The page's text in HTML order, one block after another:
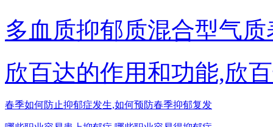
多血质抑郁质混合型气
欣百达的作用和功能,欣
春季如何防止抑郁症发生,如何预防春季抑郁复发